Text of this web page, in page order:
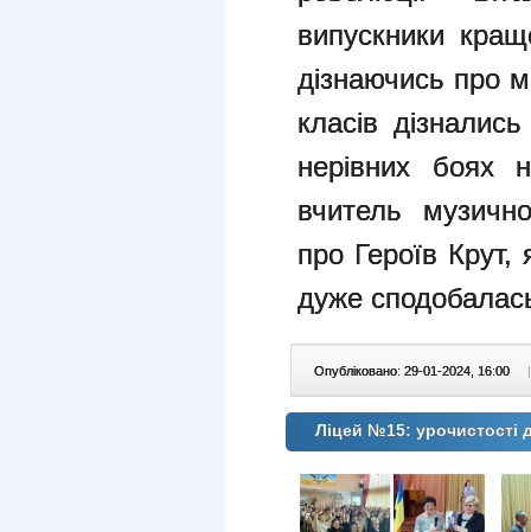
випускники
дізнаючись про
класів
нерівних боях
вчитель
про Героїв
дуже
Опубліковано: 29-01-2024, 16:00 |
Ліцей №15: урочистості